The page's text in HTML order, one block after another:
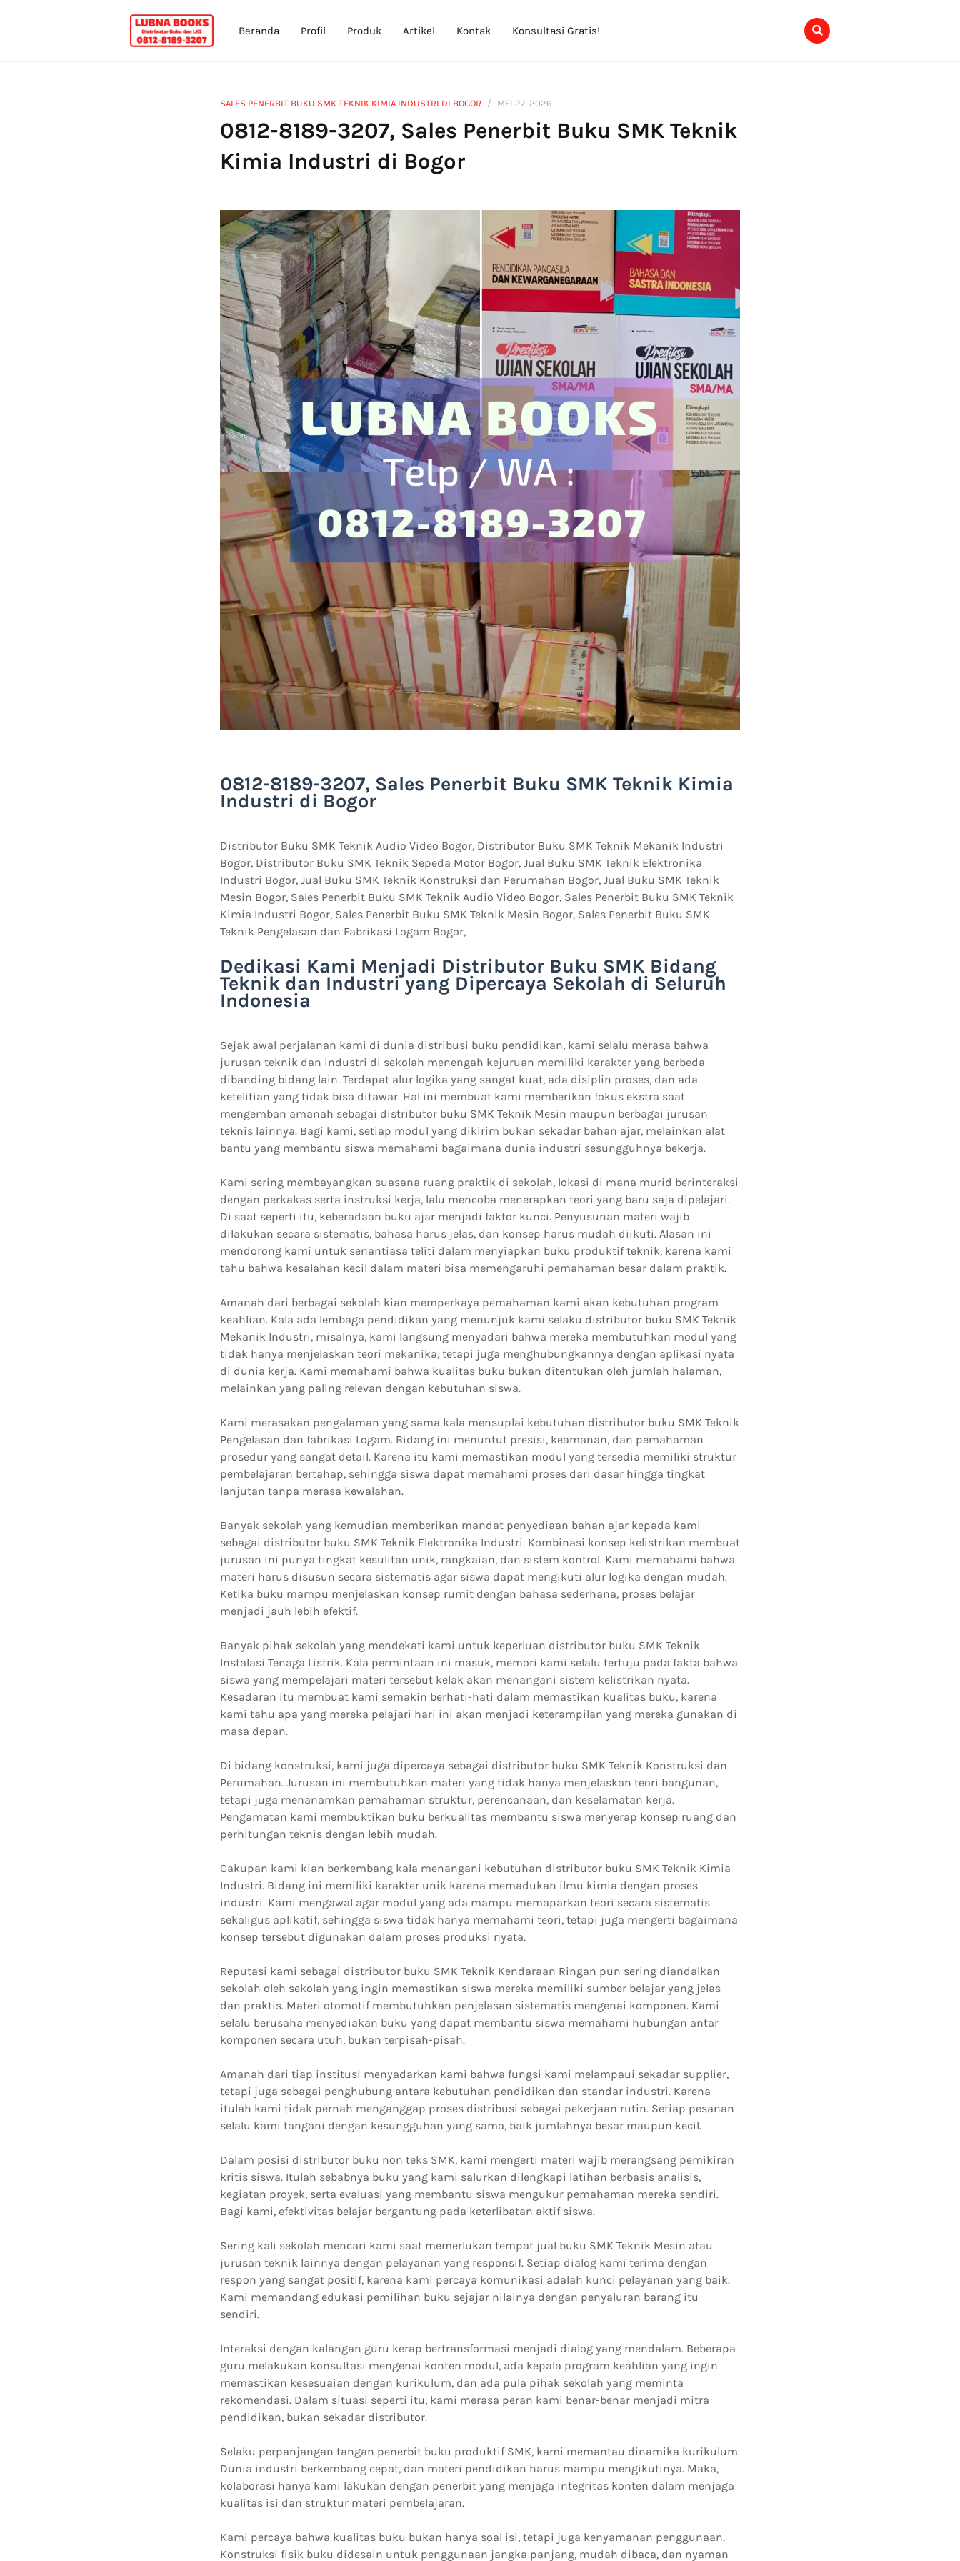
Beranda Profil Produk Artikel Kontak Konsultasi Gratis!
SALES PENERBIT BUKU SMK TEKNIK KIMIA INDUSTRI DI BOGOR MEI 27, 2026
0812-8189-3207, Sales Penerbit Buku SMK Teknik
Kimia Industri di Bogor
0812-8189-3207, Sales Penerbit Buku SMK Teknik Kimia
Industri di Bogor
Distributor Buku SMK Teknik Audio Video Bogor, Distributor Buku SMK Teknik Mekanik Industri
Bogor, Distributor Buku SMK Teknik Sepeda Motor Bogor, Jual Buku SMK Teknik Elektronika
Industri Bogor, Jual Buku SMK Teknik Konstruksi dan Perumahan Bogor, Jual Buku SMK Teknik
Mesin Bogor, Sales Penerbit Buku SMK Teknik Audio Video Bogor, Sales Penerbit Buku SMK Teknik
Kimia Industri Bogor, Sales Penerbit Buku SMK Teknik Mesin Bogor, Sales Penerbit Buku SMK
Teknik Pengelasan dan Fabrikasi Logam Bogor,
Dedikasi Kami Menjadi Distributor Buku SMK Bidang
Teknik dan Industri yang Dipercaya Sekolah di Seluruh
Indonesia
Sejak awal perjalanan kami di dunia distribusi buku pendidikan, kami selalu merasa bahwa
jurusan teknik dan industri di sekolah menengah kejuruan memiliki karakter yang berbeda
dibanding bidang lain. Terdapat alur logika yang sangat kuat, ada disiplin proses, dan ada
ketelitian yang tidak bisa ditawar. Hal ini membuat kami memberikan fokus ekstra saat
mengemban amanah sebagai distributor buku SMK Teknik Mesin maupun berbagai jurusan
teknis lainnya. Bagi kami, setiap modul yang dikirim bukan sekadar bahan ajar, melainkan alat
bantu yang membantu siswa memahami bagaimana dunia industri sesungguhnya bekerja.
Kami sering membayangkan suasana ruang praktik di sekolah, lokasi di mana murid berinteraksi
dengan perkakas serta instruksi kerja, lalu mencoba menerapkan teori yang baru saja dipelajari.
Di saat seperti itu, keberadaan buku ajar menjadi faktor kunci. Penyusunan materi wajib
dilakukan secara sistematis, bahasa harus jelas, dan konsep harus mudah diikuti. Alasan ini
mendorong kami untuk senantiasa teliti dalam menyiapkan buku produktif teknik, karena kami
tahu bahwa kesalahan kecil dalam materi bisa memengaruhi pemahaman besar dalam praktik.
Amanah dari berbagai sekolah kian memperkaya pemahaman kami akan kebutuhan program
keahlian. Kala ada lembaga pendidikan yang menunjuk kami selaku distributor buku SMK Teknik
Mekanik Industri, misalnya, kami langsung menyadari bahwa mereka membutuhkan modul yang
tidak hanya menjelaskan teori mekanika, tetapi juga menghubungkannya dengan aplikasi nyata
di dunia kerja. Kami memahami bahwa kualitas buku bukan ditentukan oleh jumlah halaman,
melainkan yang paling relevan dengan kebutuhan siswa.
Kami merasakan pengalaman yang sama kala mensuplai kebutuhan distributor buku SMK Teknik
Pengelasan dan fabrikasi Logam. Bidang ini menuntut presisi, keamanan, dan pemahaman
prosedur yang sangat detail. Karena itu kami memastikan modul yang tersedia memiliki struktur
pembelajaran bertahap, sehingga siswa dapat memahami proses dari dasar hingga tingkat
lanjutan tanpa merasa kewalahan.
Banyak sekolah yang kemudian memberikan mandat penyediaan bahan ajar kepada kami
sebagai distributor buku SMK Teknik Elektronika Industri. Kombinasi konsep kelistrikan membuat
jurusan ini punya tingkat kesulitan unik, rangkaian, dan sistem kontrol. Kami memahami bahwa
materi harus disusun secara sistematis agar siswa dapat mengikuti alur logika dengan mudah.
Ketika buku mampu menjelaskan konsep rumit dengan bahasa sederhana, proses belajar
menjadi jauh lebih efektif.
Banyak pihak sekolah yang mendekati kami untuk keperluan distributor buku SMK Teknik
Instalasi Tenaga Listrik. Kala permintaan ini masuk, memori kami selalu tertuju pada fakta bahwa
siswa yang mempelajari materi tersebut kelak akan menangani sistem kelistrikan nyata.
Kesadaran itu membuat kami semakin berhati-hati dalam memastikan kualitas buku, karena
kami tahu apa yang mereka pelajari hari ini akan menjadi keterampilan yang mereka gunakan di
masa depan.
Di bidang konstruksi, kami juga dipercaya sebagai distributor buku SMK Teknik Konstruksi dan
Perumahan. Jurusan ini membutuhkan materi yang tidak hanya menjelaskan teori bangunan,
tetapi juga menanamkan pemahaman struktur, perencanaan, dan keselamatan kerja.
Pengamatan kami membuktikan buku berkualitas membantu siswa menyerap konsep ruang dan
perhitungan teknis dengan lebih mudah.
Cakupan kami kian berkembang kala menangani kebutuhan distributor buku SMK Teknik Kimia
Industri. Bidang ini memiliki karakter unik karena memadukan ilmu kimia dengan proses
industri. Kami mengawal agar modul yang ada mampu memaparkan teori secara sistematis
sekaligus aplikatif, sehingga siswa tidak hanya memahami teori, tetapi juga mengerti bagaimana
konsep tersebut digunakan dalam proses produksi nyata.
Reputasi kami sebagai distributor buku SMK Teknik Kendaraan Ringan pun sering diandalkan
sekolah oleh sekolah yang ingin memastikan siswa mereka memiliki sumber belajar yang jelas
dan praktis. Materi otomotif membutuhkan penjelasan sistematis mengenai komponen. Kami
selalu berusaha menyediakan buku yang dapat membantu siswa memahami hubungan antar
komponen secara utuh, bukan terpisah-pisah.
Amanah dari tiap institusi menyadarkan kami bahwa fungsi kami melampaui sekadar supplier,
tetapi juga sebagai penghubung antara kebutuhan pendidikan dan standar industri. Karena
itulah kami tidak pernah menganggap proses distribusi sebagai pekerjaan rutin. Setiap pesanan
selalu kami tangani dengan kesungguhan yang sama, baik jumlahnya besar maupun kecil.
Dalam posisi distributor buku non teks SMK, kami mengerti materi wajib merangsang pemikiran
kritis siswa. Itulah sebabnya buku yang kami salurkan dilengkapi latihan berbasis analisis,
kegiatan proyek, serta evaluasi yang membantu siswa mengukur pemahaman mereka sendiri.
Bagi kami, efektivitas belajar bergantung pada keterlibatan aktif siswa.
Sering kali sekolah mencari kami saat memerlukan tempat jual buku SMK Teknik Mesin atau
jurusan teknik lainnya dengan pelayanan yang responsif. Setiap dialog kami terima dengan
respon yang sangat positif, karena kami percaya komunikasi adalah kunci pelayanan yang baik.
Kami memandang edukasi pemilihan buku sejajar nilainya dengan penyaluran barang itu
sendiri.
Interaksi dengan kalangan guru kerap bertransformasi menjadi dialog yang mendalam. Beberapa
guru melakukan konsultasi mengenai konten modul, ada kepala program keahlian yang ingin
memastikan kesesuaian dengan kurikulum, dan ada pula pihak sekolah yang meminta
rekomendasi. Dalam situasi seperti itu, kami merasa peran kami benar-benar menjadi mitra
pendidikan, bukan sekadar distributor.
Selaku perpanjangan tangan penerbit buku produktif SMK, kami memantau dinamika kurikulum.
Dunia industri berkembang cepat, dan materi pendidikan harus mampu mengikutinya. Maka,
kolaborasi hanya kami lakukan dengan penerbit yang menjaga integritas konten dalam menjaga
kualitas isi dan struktur materi pembelajaran.
Kami percaya bahwa kualitas buku bukan hanya soal isi, tetapi juga kenyamanan penggunaan.
Konstruksi fisik buku didesain untuk penggunaan jangka panjang, mudah dibaca, dan nyaman